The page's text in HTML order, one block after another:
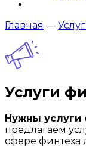
Главная —
Услуги
Нужны услуги
предлагаем
сфере финтеха